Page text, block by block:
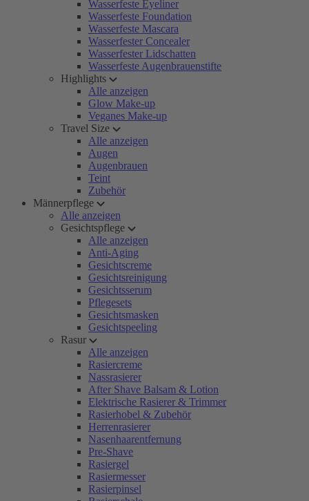
Wasserfeste Eyeliner
Wasserfeste Foundation
Wasserfeste Mascara
Wasserfester Concealer
Wasserfester Lidschatten
Wasserfeste Augenbrauenstifte
Highlights
Alle anzeigen
Glow Make-up
Veganes Make-up
Travel Size
Alle anzeigen
Augen
Augenbrauen
Teint
Zubehör
Männerpflege
Alle anzeigen
Gesichtspflege
Alle anzeigen
Anti-Aging
Gesichtscreme
Gesichtsreinigung
Gesichtsserum
Pflegesets
Gesichtsmasken
Gesichtspeeling
Rasur
Alle anzeigen
Rasiercreme
Nassrasierer
After Shave Balsam & Lotion
Elektrische Rasierer & Trimmer
Rasierhobel & Zubehör
Herrenrasierer
Nasenhaarentfernung
Pre-Shave
Rasiergel
Rasiermesser
Rasierpinsel